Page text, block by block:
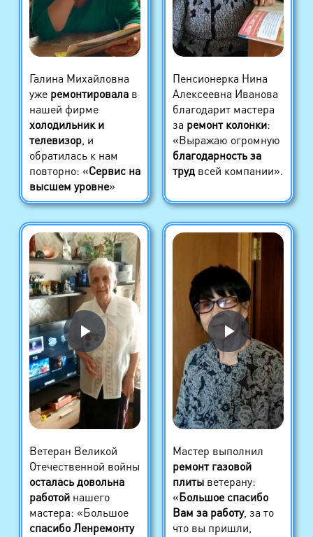
Галина Михайловна
уже ремонтировалав
нашей фирме
холодильник и
телевизор, и
обратилась к нам
повторно: «Сервис на
высшем уровне»
Пенсионерка Нина
Алексеевна Иванова
благодарит мастера
за ремонт колонки:
«Выражаю огромную
благодарность за
трудвсей компании».
Ветеран Великой
Отечественной войны
осталась довольна
работойнашего
мастера: «Большое
спасибо Ленремонту
Мастер выполнил
ремонт газовой
плитыветерану:
«Большое спасибо
Вам за работу, за то
что вы пришли,